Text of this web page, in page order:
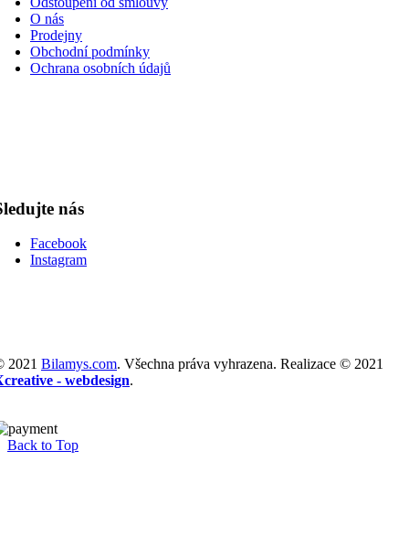
O nás
Prodejny
Obchodní podmínky
Ochrana osobních údajů
nás
Facebook
Instagram
2021 Bilamys.com. Všechna práva vyhrazena. Realizace © 2021
- webdesign.
Back to Top